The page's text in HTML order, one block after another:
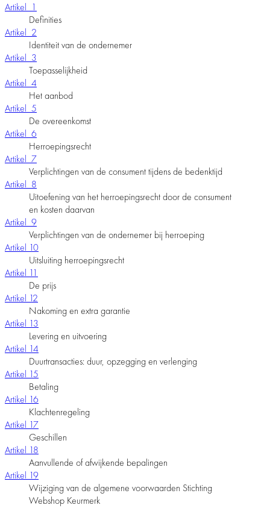
Artikel 1
Definities
Artikel 2
Identiteit van de ondernemer
Artikel 3
Toepasselijkheid
Artikel 4
Het aanbod
Artikel 5
De overeenkomst
Artikel 6
Herroepingsrecht
Artikel 7
Verplichtingen van de consument tijdens de bedenktijd
Artikel 8
Uitoefening van het herroepingsrecht door de consument
en kosten daarvan
Artikel 9
Verplichtingen van de ondernemer bij herroeping
Artikel 10
Uitsluiting herroepingsrecht
Artikel 11
De prijs
Artikel 12
Nakoming en extra garantie
Artikel 13
Levering en uitvoering
Artikel 14
Duurtransacties: duur, opzegging en verlenging
Artikel 15
Betaling
Artikel 16
Klachtenregeling
Artikel 17
Geschillen
Artikel 18
Aanvullende of afwijkende bepalingen
Artikel 19
Wijziging van de algemene voorwaarden Stichting
Webshop Keurmerk